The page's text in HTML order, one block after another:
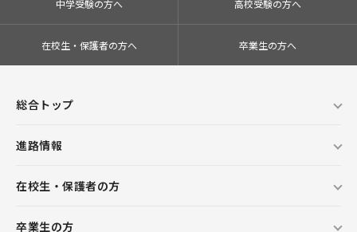
中学受験の方へ 高校受験の方へ
在校生・保護者の方へ 卒業生の方へ
総合トップ
進路情報
在校生・保護者の方
卒業生の方